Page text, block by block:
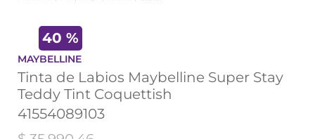
40 %
MAYBELLINE
Tinta de Labios Maybelline Super Stay
Teddy Tint Coquettish
41554089103